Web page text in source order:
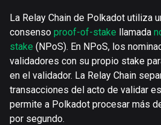
La Relay Chain de Polkadot utiliza
consenso proof-of-stake llamada
stake (NPoS). En NPoS, los
validadores con su propio stake
en el validador. La Relay Chain
transacciones del acto de validar
permite a Polkadot procesar más
por segundo.